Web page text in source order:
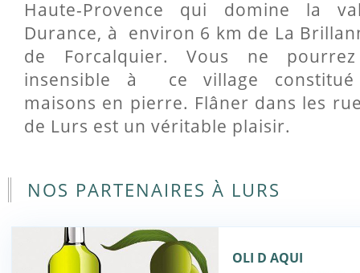
Haute-Provence qui domine la
Durance, à environ 6 km de La
de Forcalquier. Vous ne
insensible à ce village
maisons en pierre. Flâner dans les
de Lurs est un véritable plaisir.
NOS PARTENAIRES À LURS
OLI D AQUI